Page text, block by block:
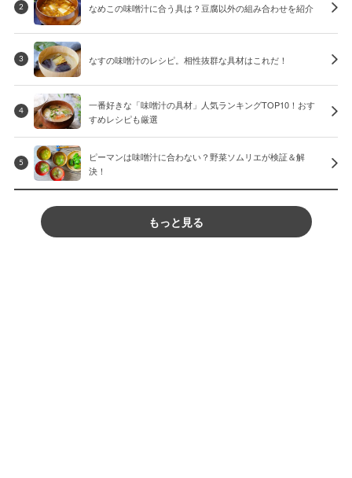
2 なめこの味噌汁に合う具は？豆腐以外の組み合わせを紹介
3 なすの味噌汁のレシピ。相性抜群な具材はこれだ！
4
一番好きな「味噌汁の具材」人気ランキングTOP10！おす
すめレシピも厳選
5
ピーマンは味噌汁に合わない？野菜ソムリエが検証＆解
決！
もっと見る